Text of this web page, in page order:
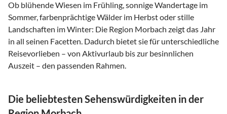
Ob blühende Wiesen im Frühling, sonnige Wandertage im
Sommer, farbenprächtige Wälder im Herbst oder stille
Landschaften im Winter: Die Region Morbach zeigt das Jahr
in all seinen Facetten. Dadurch bietet sie für unterschiedliche
Reisevorlieben – von Aktivurlaub bis zur besinnlichen
Auszeit – den passenden Rahmen.
Die beliebtesten Sehenswürdigkeiten in der